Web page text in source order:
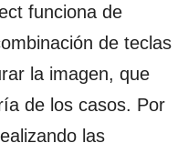
funciona de
de teclas
la imagen, que
de los casos. Por
las